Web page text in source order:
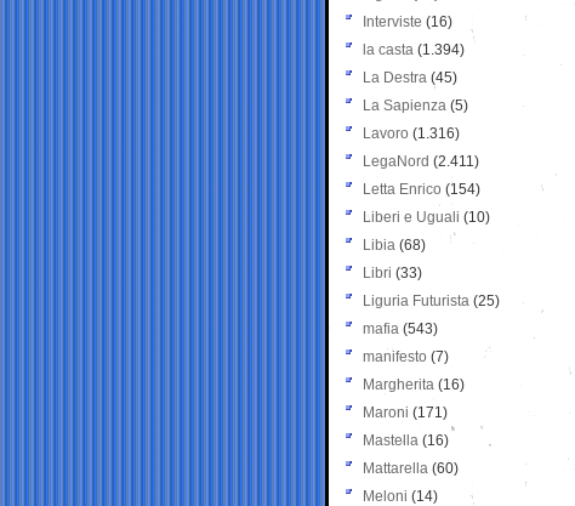
Interviste (16)
la casta (1.394)
La Destra (45)
La Sapienza (5)
Lavoro (1.316)
LegaNord (2.411)
Letta Enrico (154)
Liberi e Uguali (10)
Libia (68)
Libri (33)
Liguria Futurista (25)
mafia (543)
manifesto (7)
Margherita (16)
Maroni (171)
Mastella (16)
Mattarella (60)
Meloni (14)